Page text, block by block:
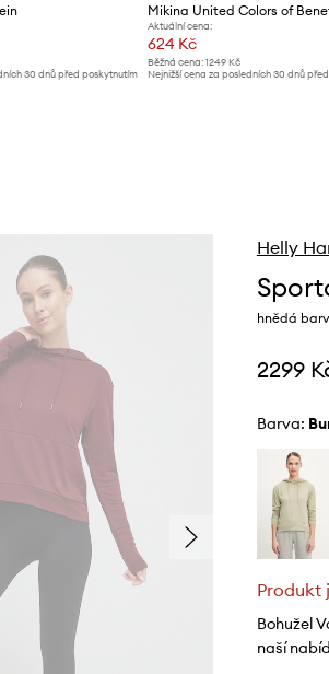
30 dnů před poskytnutím
Mikina United Colors of
Aktuální cena:
624 Kč
Běžná cena: 1249 Kč
Nejnižší cena za posledních 30 dnů
Helly
hnědá
2299
Barva:
Produkt
Bohužel
naší